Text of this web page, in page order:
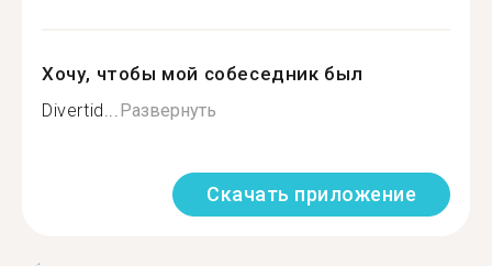
Хочу, чтобы мой собеседник был
Divertid...Развернуть
Скачать приложение